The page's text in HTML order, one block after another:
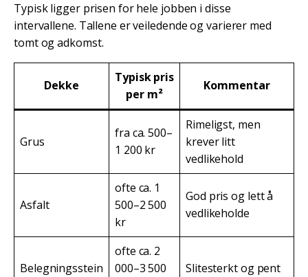
Typisk ligger prisen for hele jobben i disse
intervallene. Tallene er veiledende og varierer med
tomt og adkomst.
Dekke
Typisk pris
per m²
Kommentar
Grus
fra ca. 500–
1 200 kr
Rimeligst, men
krever litt
vedlikehold
Asfalt
ofte ca. 1
500–2 500
kr
God pris og lett å
vedlikeholde
Belegningsstein
ofte ca. 2
000–3 500
Slitesterkt og pent